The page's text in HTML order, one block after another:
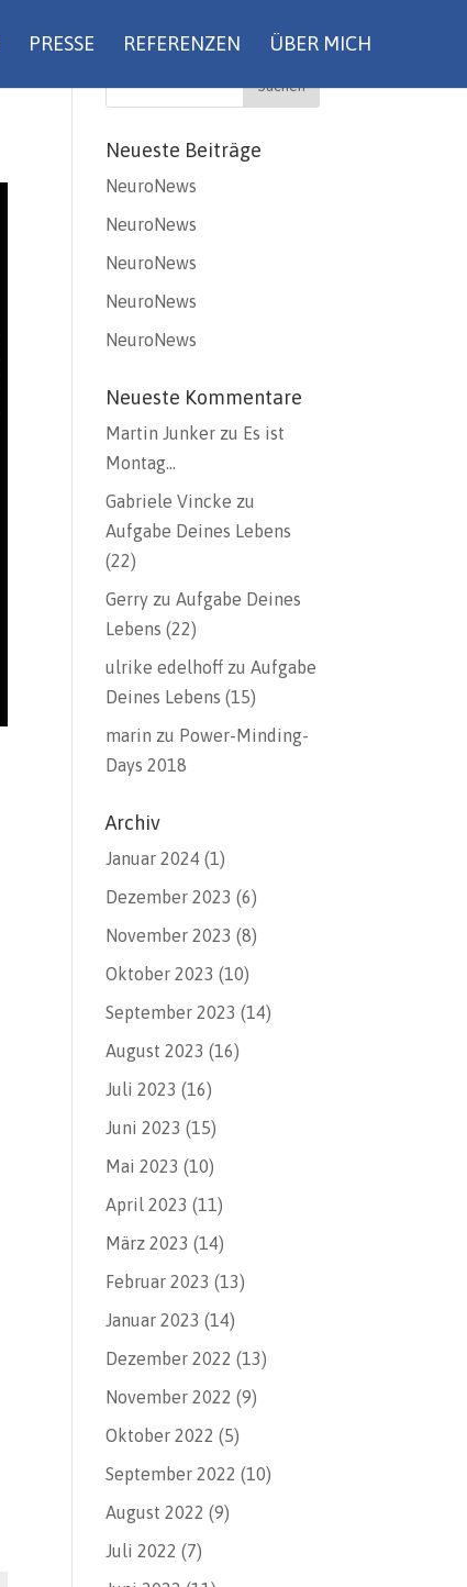
PRESSE REFERENZEN ÜBER MICH
Neueste Beiträge
NeuroNews
NeuroNews
NeuroNews
NeuroNews
NeuroNews
Neueste Kommentare
Martin Junker zu Es ist
Montag…
Gabriele Vincke zu
Aufgabe Deines Lebens
(22)
Gerry zuAufgabe Deines
Lebens (22)
ulrike edelhoff zuAufgabe
Deines Lebens (15)
marin zu Power-Minding-
Days 2018
Archiv
Januar 2024 (1)
Dezember 2023 (6)
November 2023 (8)
Oktober 2023 (10)
September 2023 (14)
August 2023 (16)
Juli 2023 (16)
Juni 2023 (15)
Mai 2023 (10)
April 2023 (11)
März 2023 (14)
Februar 2023 (13)
Januar 2023 (14)
Dezember 2022 (13)
November 2022 (9)
Oktober 2022 (5)
September 2022 (10)
August 2022 (9)
Juli 2022 (7)